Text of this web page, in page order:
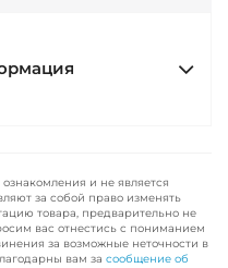
и не является
за собой право изменять
товара, предварительно не
вас отнестись с пониманием
за возможные неточности в
вам за сообщение об